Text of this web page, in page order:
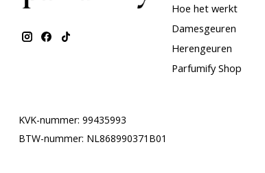
Hoe het werkt
Damesgeuren
Herengeuren
Parfumify Shop
KVK-nummer: 99435993
BTW-nummer: NL868990371B01